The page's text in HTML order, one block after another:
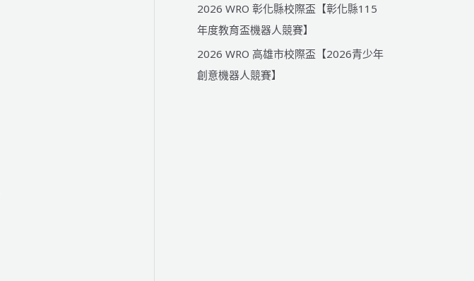
2026 WRO 彰化縣校際盃【彰化縣115
年度教育盃機器人競賽】
2026 WRO 高雄市校際盃【2026青少年
創意機器人競賽】